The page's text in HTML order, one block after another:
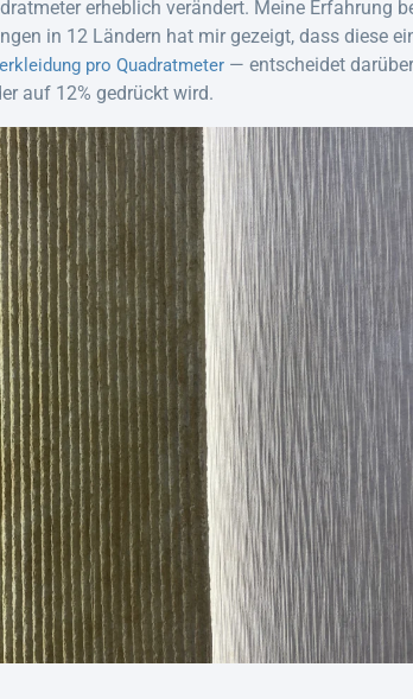
erheblich verändert. Meine Erfahrung
in 12 Ländern hat mir gezeigt, dass diese
pro Quadratmeter — entscheidet
auf 12% gedrückt wird.